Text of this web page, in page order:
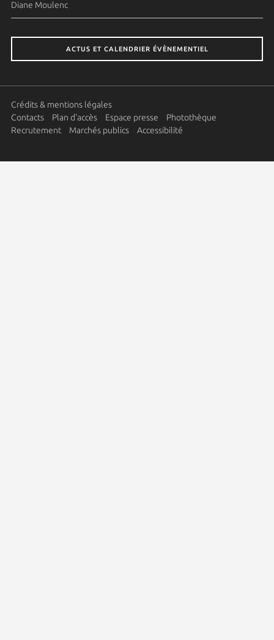
Diane Moulenc
ACTUS ET CALENDRIER ÉVÈNEMENTIEL
Crédits & mentions légales
Contacts
Plan d'accès Espace presse
Photothèque
Recrutement
Marchés publics Accessibilité